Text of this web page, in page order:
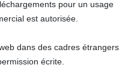
pour un usage
est autorisée.
dans des cadres étrangers
écrite.